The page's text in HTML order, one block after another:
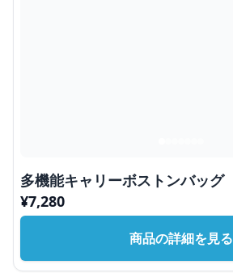
多機能キャリーボストンバッグ
¥7,280
商品の詳細を見る